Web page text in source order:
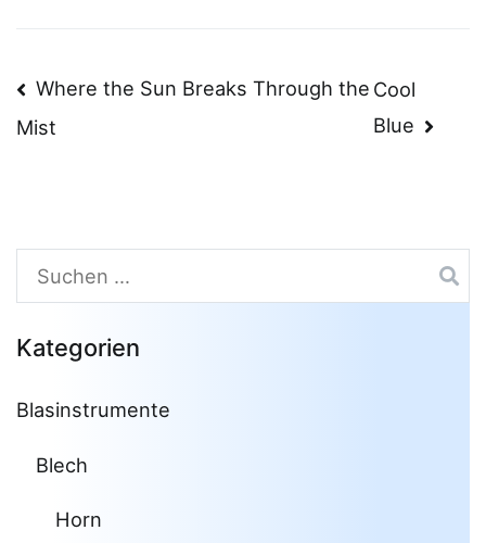
Beitragsnavigation
Where the Sun Breaks Through the
Mist
Cool
Blue
Suchen
nach:
Kategorien
Blasinstrumente
Blech
Horn